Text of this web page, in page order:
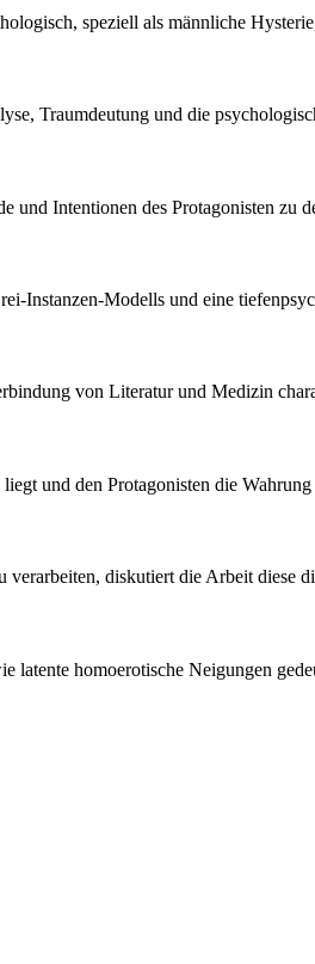
speziell als männliche
Traumdeutung und die
und Intentionen des Protagonisten zu
Instanzen-Modells und eine
von Literatur und Medizin
und den Protagonisten die
diskutiert die Arbeit diese
latente homoerotische Neigungen